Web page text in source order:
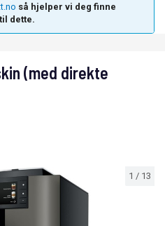
så hjelper vi deg finne
dette.
1 / 13
(med direkte